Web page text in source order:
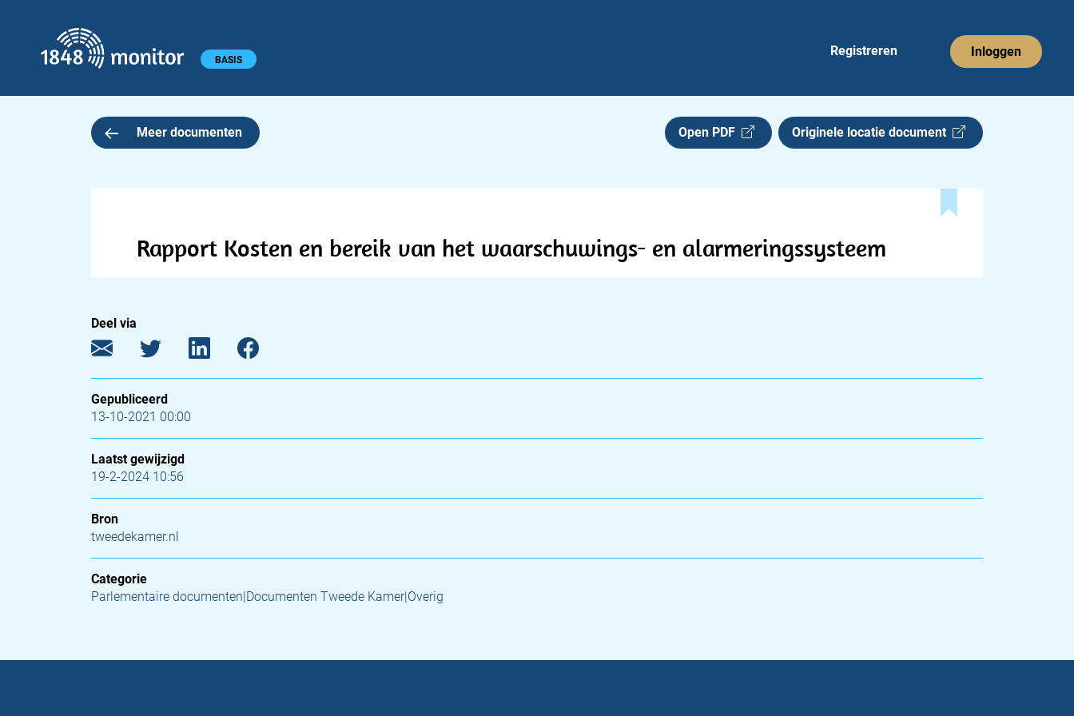
Hoofdmenu BASIS
Registreren Inloggen
Meer documenten Open PDF Originele locatie document
Rapport Kosten en bereik van het waarschuwings- en alarmeringssysteem
Deel via
Gepubliceerd
13-10-2021 00:00
Laatst gewijzigd
19-2-2024 10:56
Bron
tweedekamer.nl
Categorie
Parlementaire documenten|Documenten Tweede Kamer|Overig